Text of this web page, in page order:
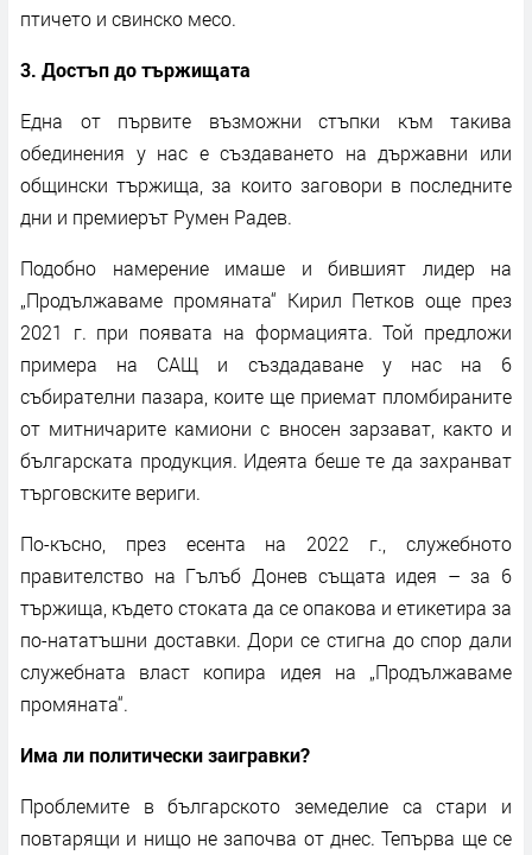
птичето и свинско месо.
3. Достъп до тържищата
Една от първите възможни стъпки към такива
обединения у нас е създаването на държавни или
общински тържища, за които заговори в последните
дни и премиерът Румен Радев.
Подобно намерение имаше и бившият лидер на
„Продължаваме промяната“ Кирил Петков още през
2021 г. при появата на формацията. Той предложи
примера на САЩ и създадаване у нас на 6
събирателни пазара, коите ще приемат пломбираните
от митничарите камиони с вносен зарзават, както и
българската продукция. Идеята беше те да захранват
търговските вериги.
По-късно, през есента на 2022 г., служебното
правителство на Гълъб Донев същата идея – за 6
тържища, където стоката да се опакова и етикетира за
по-нататъшни доставки. Дори се стигна до спор дали
служебната власт копира идея на „Продължаваме
промяната“.
Има ли политически заигравки?
Проблемите в българското земеделие са стари и
повтарящи и нищо не започва от днес. Тепърва ще се